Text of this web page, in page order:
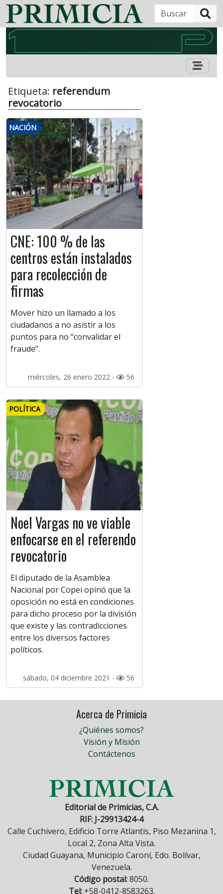
Etiqueta: referendum
revocatorio
NACIÓN
CNE: 100 % de las
centros están instalados
para recolección de
firmas
Mover hizo un llamado a los
ciudadanos a no asistir a los
puntos para no “convalidar el
fraude”.
miércoles, 26 enero 2022 - 56
POLÍTICA
Noel Vargas no ve viable
enfocarse en el referendo
revocatorio
El diputado de la Asamblea
Nacional por Copei opinó que la
oposición no está en condiciones
para dicho proceso por la división
que existe y las contradicciones
entre los diversos factores
políticos.
sábado, 04 diciembre 2021 - 56
Acerca de Primicia
¿Quiénes somos?
Visión y Misión
Contáctenos
Editorial de Primicias, C.A.
RIF: J-29913424-4
Calle Cuchivero, Edificio Torre Atlantis, Piso Mezanina 1,
Local 2, Zona Alta Vista.
Ciudad Guayana, Municipio Caroní, Edo. Bolívar,
Venezuela.
Código postal:8050.
Tel:+58-0412-8583263.